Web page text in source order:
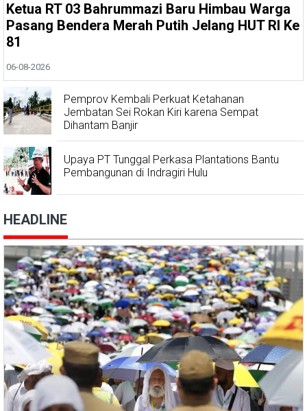
Ketua RT 03 Bahrummazi Baru Himbau Warga
Pasang Bendera Merah Putih Jelang HUT RI Ke
81
06-08-2026
Pemprov Kembali Perkuat Ketahanan
Jembatan Sei Rokan Kiri karena Sempat
Dihantam Banjir
Upaya PT Tunggal Perkasa Plantations Bantu
Pembangunan di Indragiri Hulu
HEADLINE